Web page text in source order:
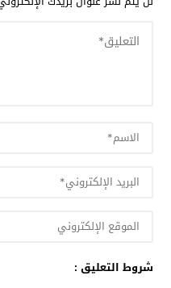
شروط التعليق :